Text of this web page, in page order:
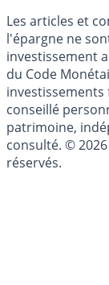
Les articles et
l'épargne ne
investissement
du Code
conseillé
patrimoine,
consulté. ©
réservés.